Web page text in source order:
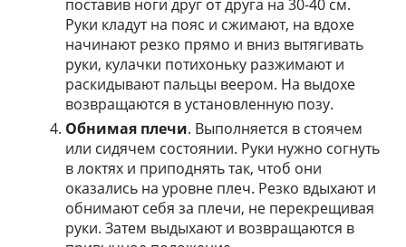
поставив ноги друг от друга на 30-40 см.
Руки кладут на пояс и сжимают, на вдохе
начинают резко прямо и вниз вытягивать
руки, кулачки потихоньку разжимают и
раскидывают пальцы веером. На выдохе
возвращаются в установленную позу.
Обнимая плечи. Выполняется в стоячем
или сидячем состоянии. Руки нужно согнуть
в локтях и приподнять так, чтоб они
оказались на уровне плеч. Резко вдыхают и
обнимают себя за плечи, не перекрещивая
руки. Затем выдыхают и возвращаются в